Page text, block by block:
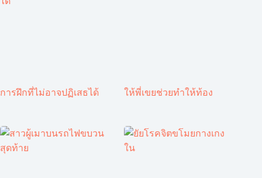
การฝึกที่ไม่อาจปฏิเสธได้ ให้พี่เขยช่วยทำให้ท้อง